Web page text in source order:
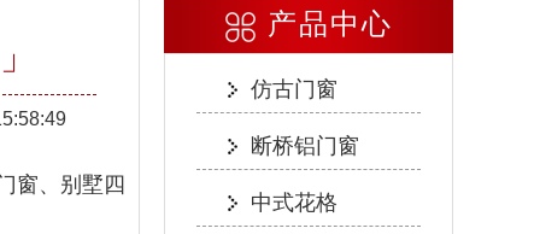
窗、别墅四
产品中心
仿古门窗
断桥铝门窗
中式花格